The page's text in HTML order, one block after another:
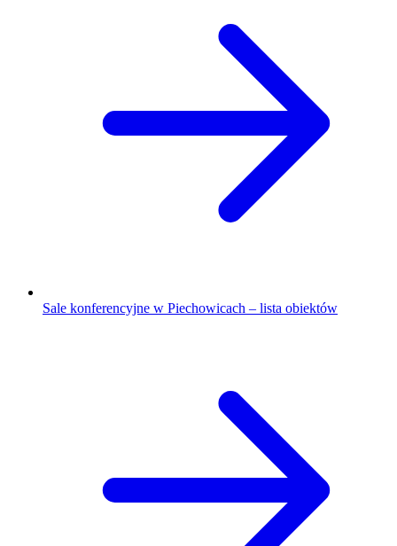
Sale konferencyjne w Piechowicach – lista obiektów